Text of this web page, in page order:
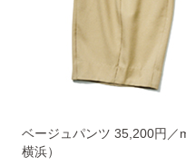
ベージュパンツ 35,200円／
横浜）